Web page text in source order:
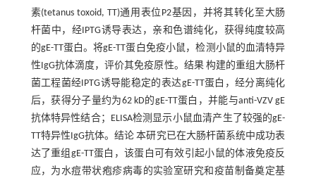
素(tetanus toxoid, TT)通用表位P2基因，并将其转化至大肠
杆菌中，经IPTG诱导表达，亲和色谱纯化，获得纯度较高
的gE-TT蛋白。将gE-TT蛋白免疫小鼠，检测小鼠的血清特异
性IgG抗体滴度，评价其免疫原性。结果 构建的重组大肠杆
菌工程菌经IPTG诱导能稳定的表达gE-TT蛋白，经分离纯化
后，获得分子量约为62 kD的gE-TT蛋白，并能与anti-VZV gE
抗体特异性结合；ELISA检测显示小鼠血清产生了较强的gE-
TT特异性IgG抗体。结论 本研究已在大肠杆菌系统中成功表
达了重组gE-TT蛋白，该蛋白可有效引起小鼠的体液免疫反
应，为水痘带状疱疹病毒的实验室研究和疫苗制备奠定基